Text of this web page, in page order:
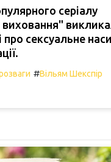
серіалу
виховання"
про сексуальне
#Вільям Шекспір